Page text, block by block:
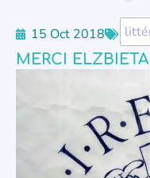
15 Oct 2018
MERCI ELZBIETA